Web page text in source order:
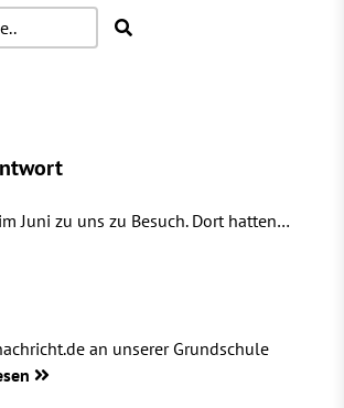
Juni zu uns zu Besuch. Dort hatten…
an unserer Grundschule